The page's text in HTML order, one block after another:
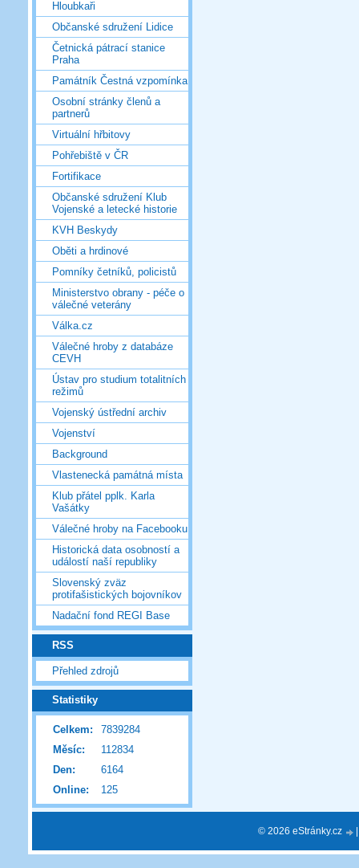
Hloubkaři
Občanské sdružení Lidice
Četnická pátrací stanice
Praha
Památník Čestná vzpomínka
Osobní stránky členů a
partnerů
Virtuální hřbitovy
Pohřebiště v ČR
Fortifikace
Občanské sdružení Klub
Vojenské a letecké historie
KVH Beskydy
Oběti a hrdinové
Pomníky četníků, policistů
Ministerstvo obrany - péče o
válečné veterány
Válka.cz
Válečné hroby z databáze
CEVH
Ústav pro studium totalitních
režimů
Vojenský ústřední archiv
Vojenství
Background
Vlastenecká památná místa
Klub přátel pplk. Karla
Vašátky
Válečné hroby na Facebooku
Historická data osobností a
událostí naší republiky
Slovenský zväz
protifašistických bojovníkov
Nadační fond REGI Base
RSS
Přehled zdrojů
Statistiky
Online: 125
Celkem:
7839284
Měsíc:
112834
Den:
6164
© 2026 eStránky.cz